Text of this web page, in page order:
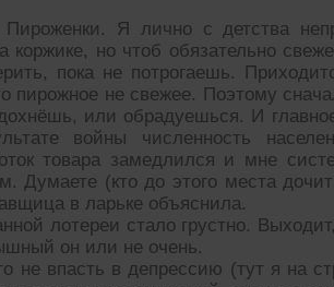
Я лично с детства
коржике, но чтоб обязательно
пока не потрогаешь.
пирожное не свежее. Поэтому
или обрадуешься. И
войны численность
товара замедлился и мне
Думаете (кто до этого места
в ларьке объяснила.
лотереи стало грустно.
он или не очень.
не впасть в депрессию (тут я на